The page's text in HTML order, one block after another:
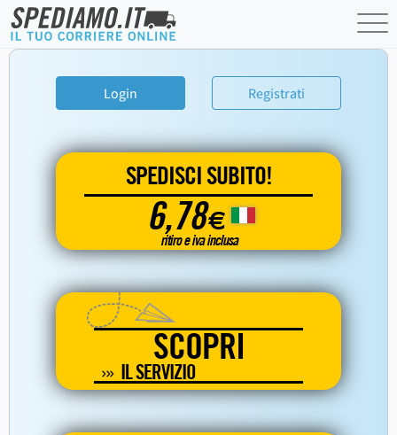
Login Registrati
SPEDISCI SUBITO!
6,78€
ritiro e iva inclusa
SCOPRI
IL SERVIZIO